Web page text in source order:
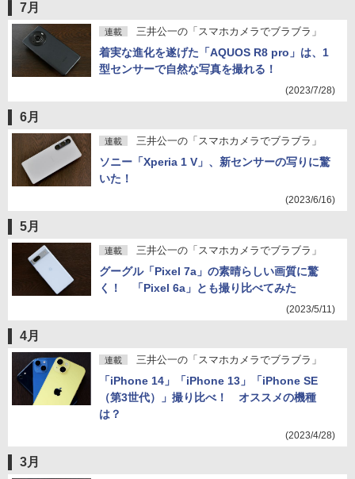
7月
連載 三井公一の「スマホカメラでブラブラ」
着実な進化を遂げた「AQUOS R8 pro」は、1
型センサーで自然な写真を撮れる！
(2023/7/28)
6月
連載 三井公一の「スマホカメラでブラブラ」
ソニー「Xperia 1 V」、新センサーの写りに驚
いた！
(2023/6/16)
5月
連載 三井公一の「スマホカメラでブラブラ」
グーグル「Pixel 7a」の素晴らしい画質に驚
く！ 「Pixel 6a」とも撮り比べてみた
(2023/5/11)
4月
連載 三井公一の「スマホカメラでブラブラ」
「iPhone 14」「iPhone 13」「iPhone SE
（第3世代）」撮り比べ！ オススメの機種
は？
(2023/4/28)
3月